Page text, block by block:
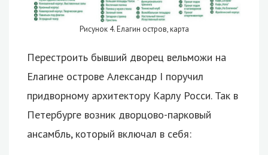
Рисунок 4. Елагин остров, карта
Перестроить бывший дворец вельможи на
Елагине острове Александр I поручил
придворному архитектору Карлу Росси. Так в
Петербурге возник дворцово-парковый
ансамбль, который включал в себя: